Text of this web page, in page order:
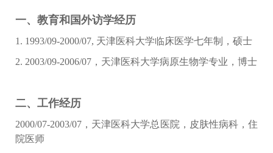
一、教育和国外访学经历
1. 1993/09-2000/07, 天津医科大学临床医学七年制，硕士
2. 2003/09-2006/07，天津医科大学病原生物学专业，博士
二、工作经历
2000/07-2003/07，天津医科大学总医院，皮肤性病科，住
院医师